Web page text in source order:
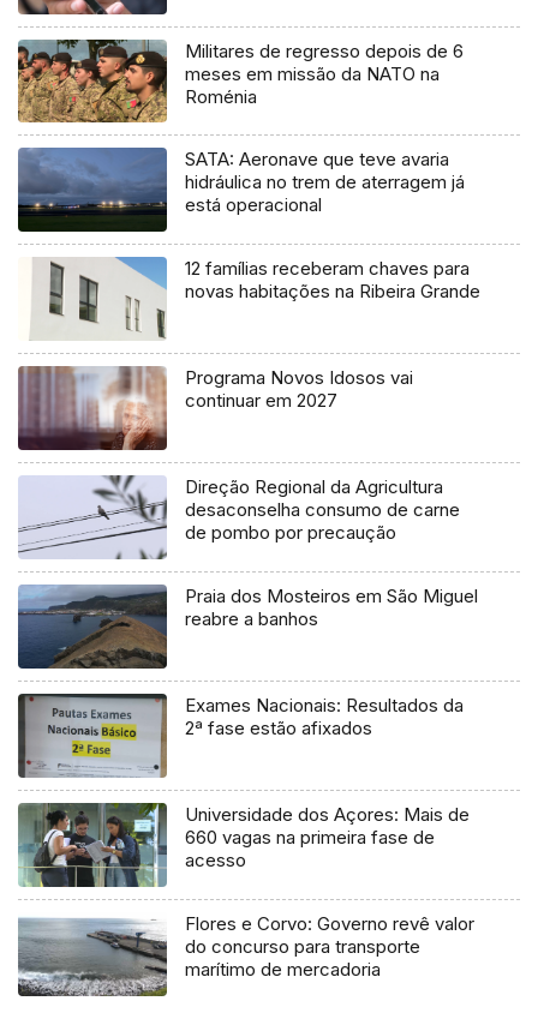
Militares de regresso depois de 6
meses em missão da NATO na
Roménia
SATA: Aeronave que teve avaria
hidráulica no trem de aterragem já
está operacional
12 famílias receberam chaves para
novas habitações na Ribeira Grande
Programa Novos Idosos vai
continuar em 2027
Direção Regional da Agricultura
desaconselha consumo de carne
de pombo por precaução
Praia dos Mosteiros em São Miguel
reabre a banhos
Exames Nacionais: Resultados da
2ª fase estão afixados
Universidade dos Açores: Mais de
660 vagas na primeira fase de
acesso
Flores e Corvo: Governo revê valor
do concurso para transporte
marítimo de mercadoria